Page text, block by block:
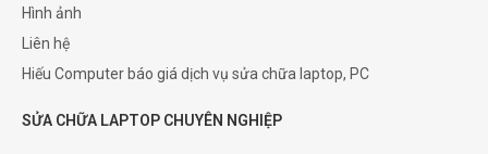
Hình ảnh
Liên hệ
Hiếu Computer báo giá dịch vụ sửa chữa laptop, PC
SỬA CHỮA LAPTOP CHUYÊN NGHIỆP